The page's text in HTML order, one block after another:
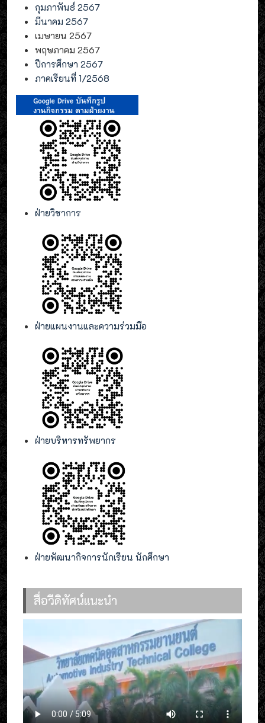
กุมภาพันธ์ 2567
มีนาคม 2567
เมษายน 2567
พฤษภาคม 2567
ปีการศึกษา 2567
ภาคเรียนที่ 1/2568
ฝ่ายวิชาการ
ฝ่ายแผนงานและความร่วมมือ
ฝ่ายบริหารทรัพยากร
ฝ่ายพัฒนากิจการนักเรียน นักศึกษา
สื่อวีดิทัศน์แนะนำ